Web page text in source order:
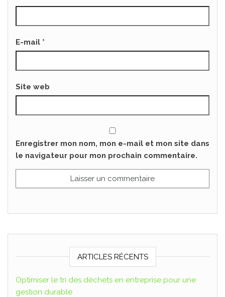
E-mail *
Site web
Enregistrer mon nom, mon e-mail et mon site dans
le navigateur pour mon prochain commentaire.
ARTICLES RÉCENTS
Optimiser le tri des déchets en entreprise pour une
gestion durable